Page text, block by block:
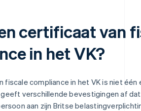
certificaat van
in het VK?
fiscale compliance in het VK is niet één
geeft verschillende bevestigingen af
aan zijn Britse